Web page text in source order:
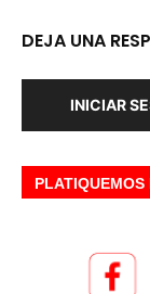
DEJA UNA
INICIAR
PLATIQUEMOS